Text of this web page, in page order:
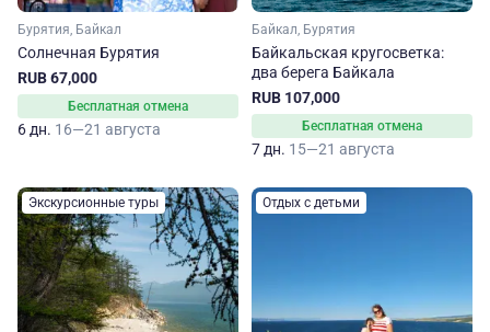
Бурятия, Байкал
Солнечная Бурятия
RUB 67,000
Бесплатная отмена
6 дн. 16—21 августа
Байкал, Бурятия
Байкальская кругосветка:
два берега Байкала
RUB 107,000
Бесплатная отмена
7 дн. 15—21 августа
Экскурсионные туры Отдых с детьми